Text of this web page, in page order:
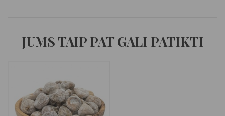
JUMS TAIP PAT GALI PATIKTI